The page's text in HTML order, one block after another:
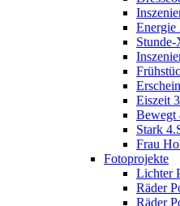
Energie
Stunde-
Eiszeit
Bewegt
Stark
Frau
Fotoprojekte
Lichter
Räder
Räder